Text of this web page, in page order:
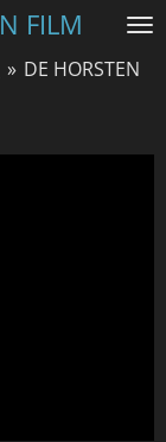
FILM
» DE HORSTEN